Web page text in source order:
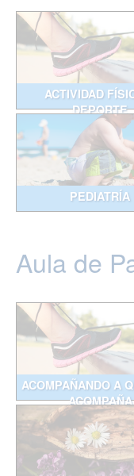
ACTIVIDAD
DEPORTE
PEDIATRÍA
Aula de
ACOMPAÑANDO A
ACOMPAÑA